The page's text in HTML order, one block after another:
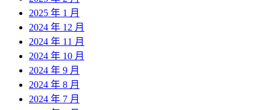
2025 年 1 月
2024 年 12 月
2024 年 11 月
2024 年 10 月
2024 年 9 月
2024 年 8 月
2024 年 7 月